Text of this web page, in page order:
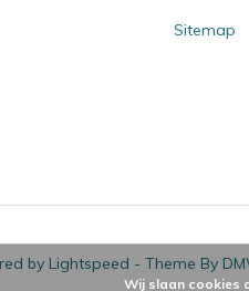
Sitemap
by Lightspeed - Theme By
Wij slaan cookies